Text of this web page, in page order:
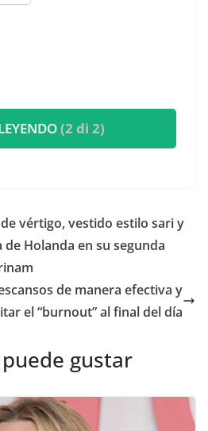
(2 di 2)
vértigo, vestido estilo sari y
Holanda en su segunda
de manera efectiva y
el “burnout” al final del día
gustar